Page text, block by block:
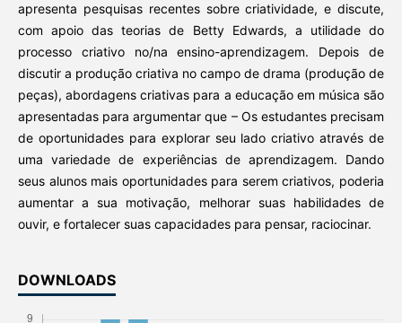
apresenta pesquisas recentes sobre criatividade, e discute,
com apoio das teorias de Betty Edwards, a utilidade do
processo criativo no/na ensino-aprendizagem. Depois de
discutir a produção criativa no campo de drama (produção de
peças), abordagens criativas para a educação em música são
apresentadas para argumentar que – Os estudantes precisam
de oportunidades para explorar seu lado criativo através de
uma variedade de experiências de aprendizagem. Dando
seus alunos mais oportunidades para serem criativos, poderia
aumentar a sua motivação, melhorar suas habilidades de
ouvir, e fortalecer suas capacidades para pensar, raciocinar.
DOWNLOADS